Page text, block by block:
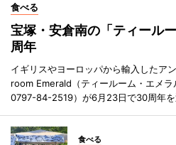
食べる
宝塚・安倉南の「ティール
周年
イギリスやヨーロッパから輸入したア
room Emerald（ティールーム・エメラ
0797-84-2519）が6月23日で30周年を
食べる